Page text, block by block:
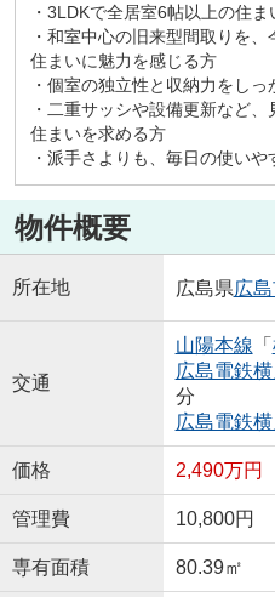
・3LDKで全居室6帖以上の住
・和室中心の旧来型間取りを
住まいに魅力を感じる方
・個室の独立性と収納力をし
・二重サッシや設備更新など
住まいを求める方
・派手さよりも、毎日の使い
物件概要
所在地 広島県広
交通
山陽本線 「
広島電鉄
分
広島電鉄
価格 2,490万円
管理費 10,800円
専有面積 80.39㎡